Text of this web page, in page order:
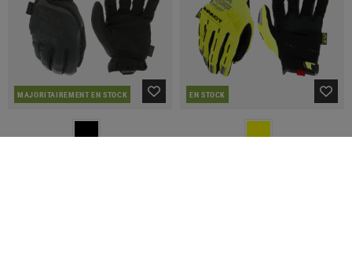
MAJORITAIREMENT EN STOCK EN STOCK